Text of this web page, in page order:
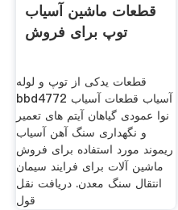
قطعات ماشین آسیاب
توپ برای فروش
قطعات یدکی از توپ و لوله
bbd4772 آسیاب قطعات آسیاب
نوا عمودی گیاهان آیتم های تعمیر
و نگهداری سنگ آهن آسیاب
ریموند مورد استفاده برای فروش
ماشین آلات برای فرایند سیمان
انتقال سنگ معدن. دریافت نقل
قول